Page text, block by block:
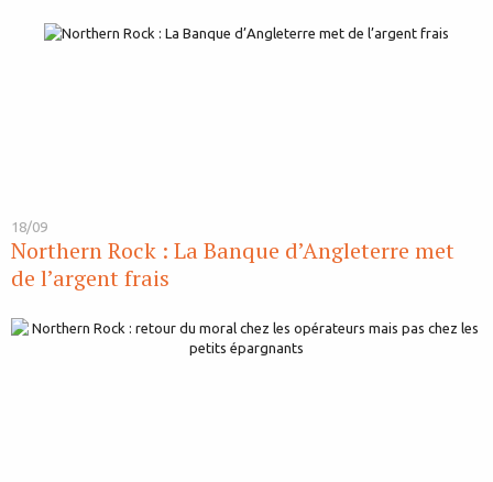
18/09
Northern Rock : La Banque d’Angleterre met
de l’argent frais